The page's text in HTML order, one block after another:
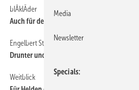
blÅklÄder
Auch für den Feierabend
Engelbert Strauss
Drunter und drüber – Hauptsache warm
Weitblick
Media
Newsletter
Specials